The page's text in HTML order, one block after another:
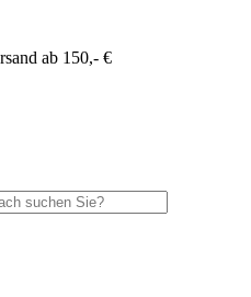
ab 150,- €